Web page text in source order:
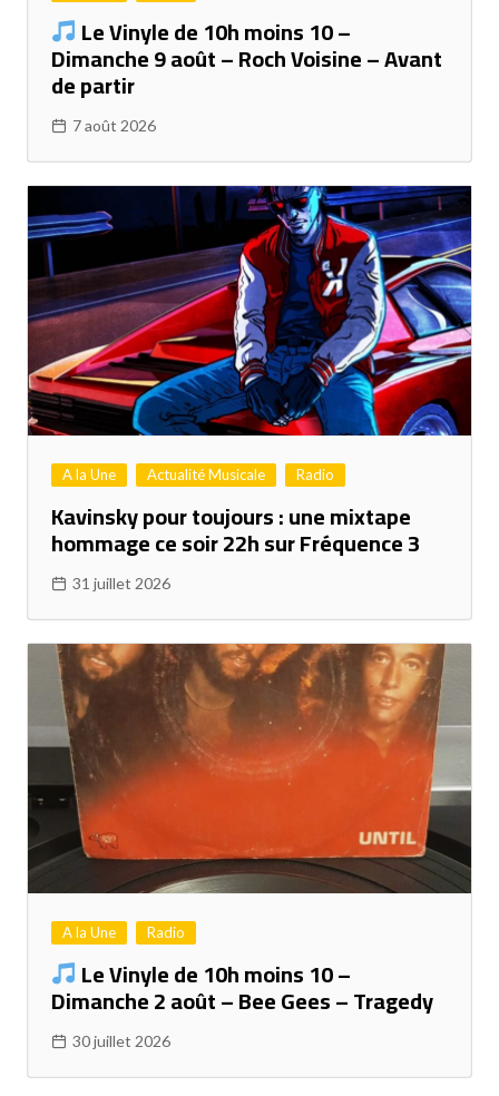
Le Vinyle de 10h moins 10 –
Dimanche 9 août – Roch Voisine – Avant
de partir
7 août 2026
A la Une Actualité Musicale Radio
Kavinsky pour toujours : une mixtape
hommage ce soir 22h sur Fréquence 3
31 juillet 2026
A la Une Radio
Le Vinyle de 10h moins 10 –
Dimanche 2 août – Bee Gees – Tragedy
30 juillet 2026